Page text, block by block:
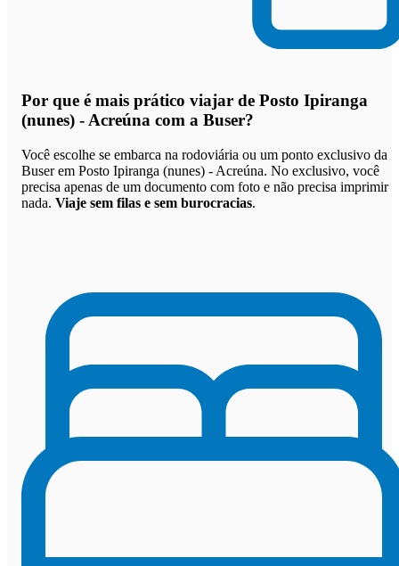
Por que é mais prático viajar de Posto Ipiranga
(nunes) - Acreúna com a Buser?
Você escolhe se embarca na rodoviária ou um ponto exclusivo da
Buser em Posto Ipiranga (nunes) - Acreúna. No exclusivo, você
precisa apenas de um documento com foto e não precisa imprimir
nada. Viaje sem filas e sem burocracias.